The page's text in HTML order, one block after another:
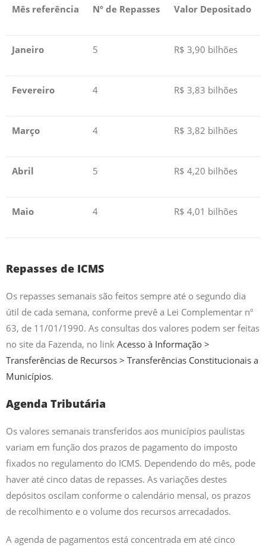
Mês referência Nº de Repasses Valor Depositado
Janeiro 5 R$ 3,90 bilhões
Fevereiro 4 R$ 3,83 bilhões
Março 4 R$ 3,82 bilhões
Abril 5 R$ 4,20 bilhões
Maio 4 R$ 4,01 bilhões
Repasses de ICMS
Os repasses semanais são feitos sempre até o segundo dia
útil de cada semana, conforme prevê a Lei Complementar nº
63, de 11/01/1990. As consultas dos valores podem ser feitas
no site da Fazenda, no link Acesso à Informação >
Transferências de Recursos > Transferências Constitucionais a
Municípios.
Agenda Tributária
Os valores semanais transferidos aos municípios paulistas
variam em função dos prazos de pagamento do imposto
fixados no regulamento do ICMS. Dependendo do mês, pode
haver até cinco datas de repasses. As variações destes
depósitos oscilam conforme o calendário mensal, os prazos
de recolhimento e o volume dos recursos arrecadados.
A agenda de pagamentos está concentrada em até cinco